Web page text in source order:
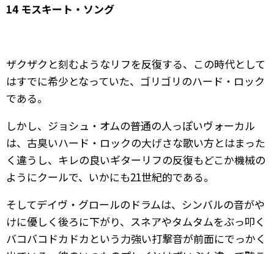
14 モスキート・ソング
ザクザクと刻むようなリフを反復する、この時代として
はすでに希少となっていた、ゴリゴリのハード・ロック
である。
しかし、ジョシュ・オムの普通の人っぽいヴォーカル
は、古臭いハード・ロックの大げさな歌い方とはまった
く違うし、キレの良いギターリフの反復もどこか機械の
ようにクールで、いかにも21世紀的である。
そしてデイヴ・グロールのドラムは、シンバルの音がや
けに優しく後ろに下がり、スネアやタムタムをぶっ叩く
バコバコドカドカという力強い打撃音が前面にでっかく